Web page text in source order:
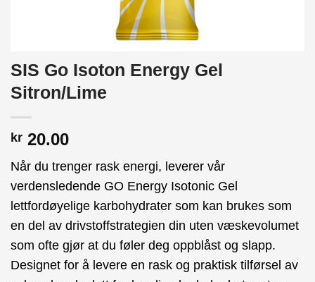
SIS Go Isoton Energy Gel
Sitron/Lime
kr 20.00
Når du trenger rask energi, leverer vår
verdensledende GO Energy Isotonic Gel
lettfordøyelige karbohydrater som kan brukes som
en del av drivstoffstrategien din uten væskevolumet
som ofte gjør at du føler deg oppblåst og slapp.
Designet for å levere en rask og praktisk tilførsel av